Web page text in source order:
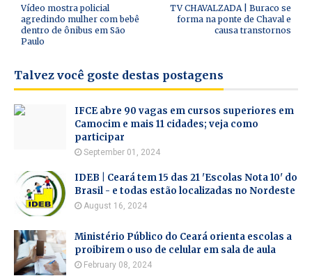
TV CHAVALZADA | Buraco se
forma na ponte de Chaval e
causa transtornos
Vídeo mostra policial
agredindo mulher com bebê
dentro de ônibus em São
Paulo
Talvez você goste destas postagens
IFCE abre 90 vagas em cursos superiores em
Camocim e mais 11 cidades; veja como
participar
September 01, 2024
IDEB | Ceará tem 15 das 21 'Escolas Nota 10' do
Brasil - e todas estão localizadas no Nordeste
August 16, 2024
Ministério Público do Ceará orienta escolas a
proibirem o uso de celular em sala de aula
February 08, 2024